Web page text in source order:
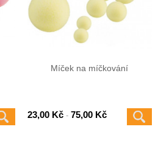
Míček na míčkování
23,00 Kč- 75,00 Kč